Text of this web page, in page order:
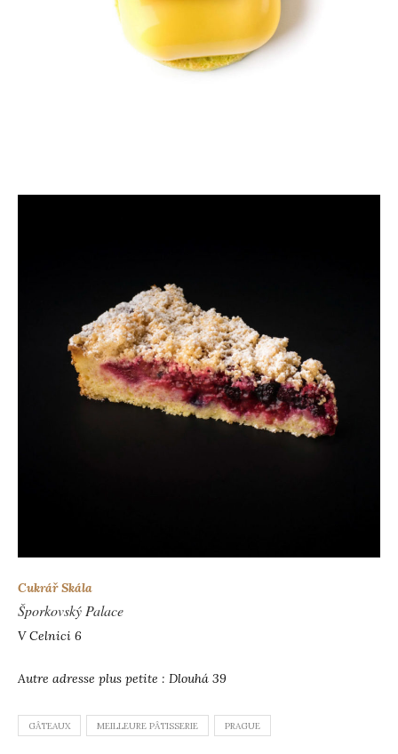
Cukrář Skála
Šporkovský Palace
V Celnici 6
Autre adresse plus petite : Dlouhá 39
GÂTEAUX MEILLEURE PÂTISSERIE PRAGUE